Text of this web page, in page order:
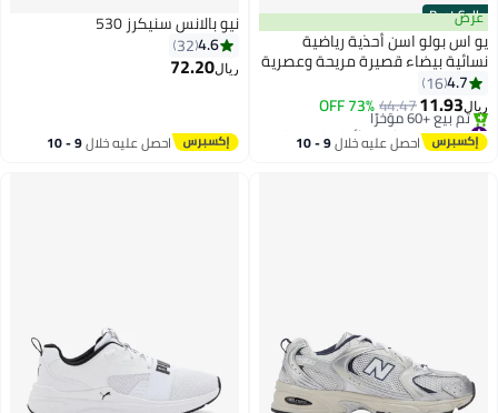
Bestعرض
يو اس بولو اسن أحذية رياضية
نسائية بيضاء قصيرة مريحة وعصرية
4.7
16
ريال11.93
44.47
73% OFF
#1 في سنيكرز نسائية منخفضة
باقي 4 وحدات في المخزون
تم بيع +60 مؤخرًا
احصل عليه خلال 9 - 10
نيو بالانس سنيكرز 530
4.6
32
ريال72.20
احصل عليه خلال 9 - 10